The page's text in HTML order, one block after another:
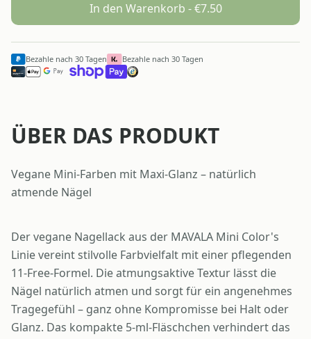
In den Warenkorb - €7.50
Bezahle nach 30 Tagen Bezahle nach 30 Tagen
ÜBER DAS PRODUKT
Vegane Mini-Farben mit Maxi-Glanz – natürlich
atmende Nägel
Der vegane Nagellack aus der MAVALA Mini Color's
Linie vereint stilvolle Farbvielfalt mit einer pflegenden
11-Free-Formel. Die atmungsaktive Textur lässt die
Nägel natürlich atmen und sorgt für ein angenehmes
Tragegefühl – ganz ohne Kompromisse bei Halt oder
Glanz. Das kompakte 5-ml-Fläschchen verhindert das